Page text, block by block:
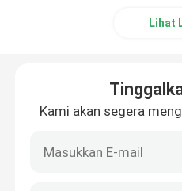
Aditif Pakan Ternak
Aditif Kosmetik
Lihat
Kami akan segera